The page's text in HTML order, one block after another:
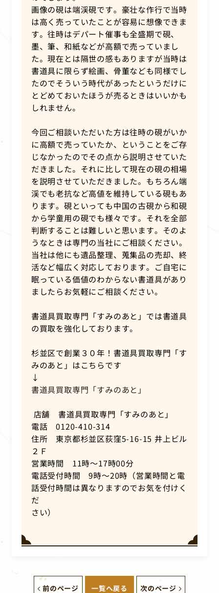
画像の硯は端渓硯です。豪壮な作行で当時
は高く売っていたことが容易に想像できま
す。往時はデパート催事も全盛期で硯、
墨、筆、和紙などが高額で売っていまし
た。現在とは隔世の感もありますが当時は
書道具に限らず絵画、骨董なども同様でし
たのでそういう時代があったというだけに
とどめておいたほうが売るときはいいかも
しれません。
今回ご相談いただいた方は往時の硯がいか
に高額で売っていたか、ということをご存
じなかったのでその点から説明させていた
だきました。それに比して現在の硯の相場
を説明させていただきました。もちろん端
渓でも老抗など高値を維持している硯もあ
ります。硯といっても中国の古硯から和硯
から学童用の硯でも様々です。それを全部
判断することは難しいと思います。そのよ
うなときは専門の当社にご相談ください。
当社は他にも遺品整理、蒐集品の売却、終
活など幅広く対応しております。ご自宅に
眠っている価値のわからない書道具があり
ましたらお気軽にご相談ください。
書道具買取専門「すみのあと」では書道具
の買取を強化しております。
杉並区で創業３０年！書道具買取専門「す
みのあと」はこちらです
↓
書道具買取専門「すみのあと」
店舗 書道具買取専門「すみのあと」
電話 0120-410-314
住所 東京都杉並区荻窪5-16-15 井上ビル
２Ｆ
営業時間 11時～17時00分
電話受付時間 9時～20時（営業時間と電
話受付時間は異なりますのでお気を付けく
だ
さい）
前のページ 一覧へ戻る 次のページ